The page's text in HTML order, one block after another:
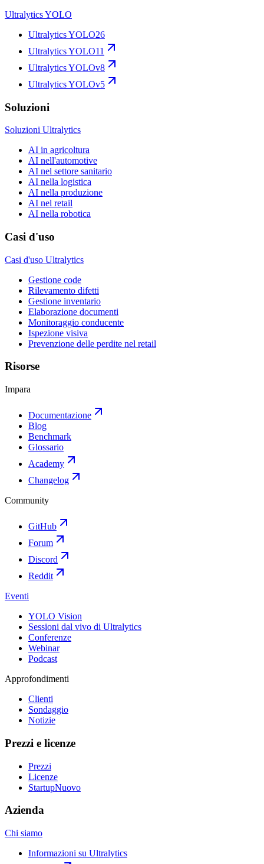
Ultralytics YOLO
Ultralytics YOLO26
Ultralytics YOLO11
Ultralytics YOLOv8
Ultralytics YOLOv5
Soluzioni
Soluzioni Ultralytics
AI in agricoltura
AI nell'automotive
AI nel settore sanitario
AI nella logistica
AI nella produzione
AI nel retail
AI nella robotica
Casi d'uso
Casi d'uso Ultralytics
Gestione code
Rilevamento difetti
Gestione inventario
Elaborazione documenti
Monitoraggio conducente
Ispezione visiva
Prevenzione delle perdite nel retail
Risorse
Impara
Documentazione
Blog
Benchmark
Glossario
Academy
Changelog
Community
GitHub
Forum
Discord
Reddit
Eventi
YOLO Vision
Sessioni dal vivo di Ultralytics
Conferenze
Webinar
Podcast
Approfondimenti
Clienti
Sondaggio
Notizie
Prezzi e licenze
Prezzi
Licenze
StartupNuovo
Azienda
Chi siamo
Informazioni su Ultralytics